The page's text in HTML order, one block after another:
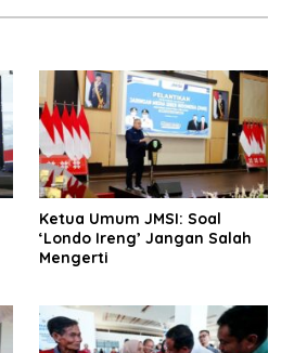
Ketua Umum JMSI: Soal
‘Londo Ireng’ Jangan Salah
Mengerti